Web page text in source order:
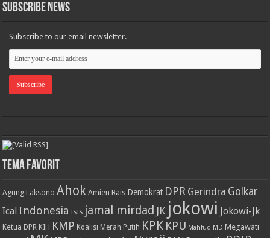
Subscribe News
Subscribe to our email newsletter.
Tema Favorit
Agung Laksono Ahok Amien Rais Demokrat DPR Gerindra Golkar
Ical Indonesia ISIS jamal mirdad JK jokowi Jokowi-Jk
Ketua DPR KIH KMP Koalisi Merah Putih KPK KPU Mahfud MD Megawati